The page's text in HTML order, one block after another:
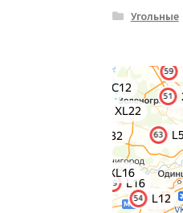
Угольные